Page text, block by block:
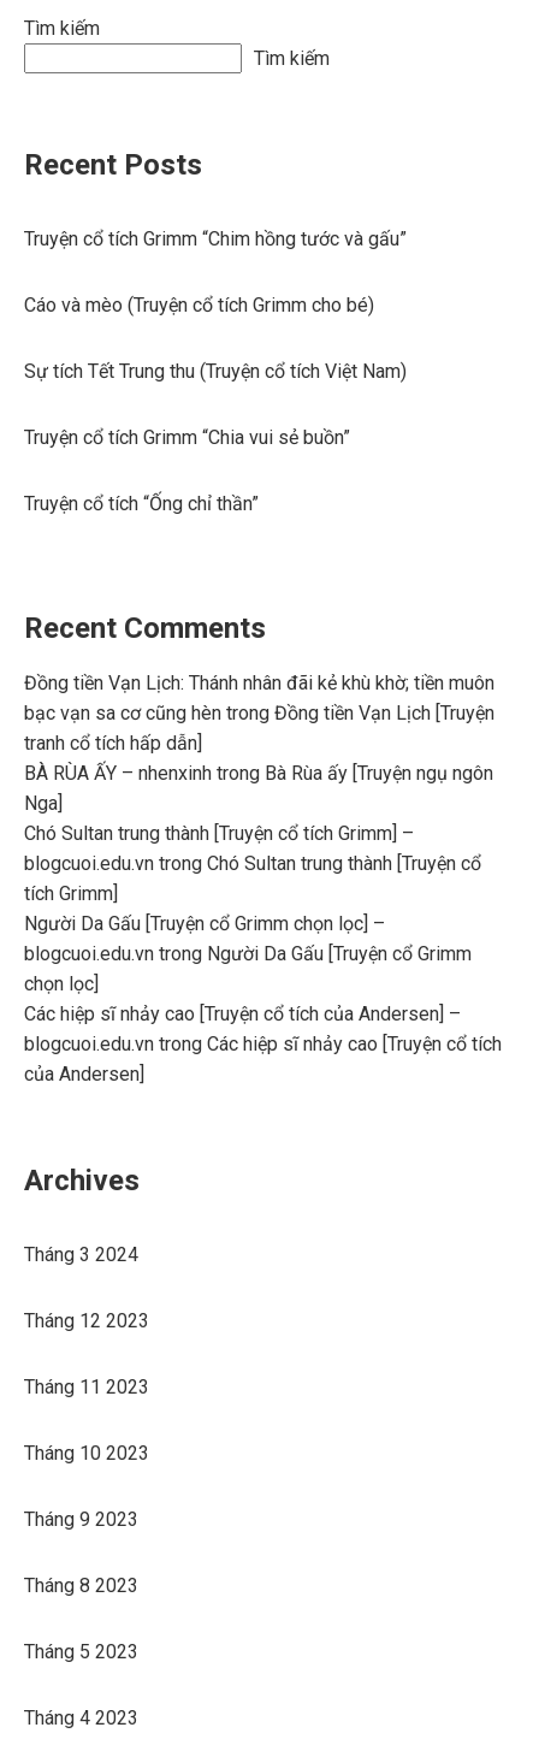
Tìm kiếm
Tìm kiếm
Recent Posts
Truyện cổ tích Grimm “Chim hồng tước và gấu”
Cáo và mèo (Truyện cổ tích Grimm cho bé)
Sự tích Tết Trung thu (Truyện cổ tích Việt Nam)
Truyện cổ tích Grimm “Chia vui sẻ buồn”
Truyện cổ tích “Ống chỉ thần”
Recent Comments
Đồng tiền Vạn Lịch: Thánh nhân đãi kẻ khù khờ; tiền muôn
bạc vạn sa cơ cũng hèn trong Đồng tiền Vạn Lịch [Truyện
tranh cổ tích hấp dẫn]
BÀ RÙA ẤY – nhenxinh trong Bà Rùa ấy [Truyện ngụ ngôn
Nga]
Chó Sultan trung thành [Truyện cổ tích Grimm] –
blogcuoi.edu.vn trong Chó Sultan trung thành [Truyện cổ
tích Grimm]
Người Da Gấu [Truyện cổ Grimm chọn lọc] –
blogcuoi.edu.vn trong Người Da Gấu [Truyện cổ Grimm
chọn lọc]
Các hiệp sĩ nhảy cao [Truyện cổ tích của Andersen] –
blogcuoi.edu.vn trong Các hiệp sĩ nhảy cao [Truyện cổ tích
của Andersen]
Archives
Tháng 3 2024
Tháng 12 2023
Tháng 11 2023
Tháng 10 2023
Tháng 9 2023
Tháng 8 2023
Tháng 5 2023
Tháng 4 2023